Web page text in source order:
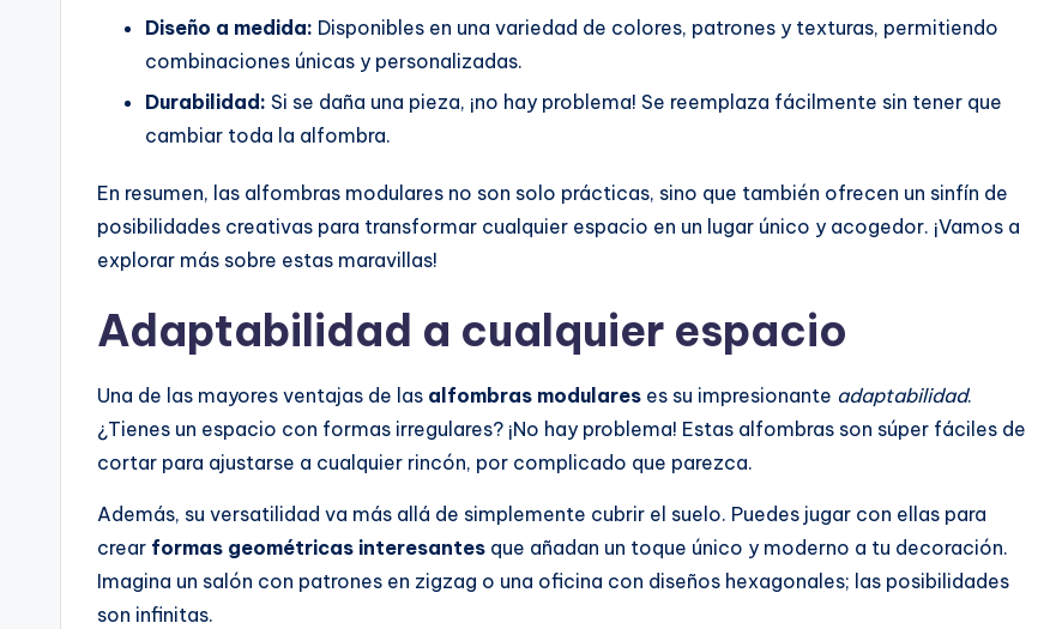
Diseño a medida: Disponibles en una variedad de colores, patrones y texturas, permitiendo
combinaciones únicas y personalizadas.
Durabilidad: Si se daña una pieza, ¡no hay problema! Se reemplaza fácilmente sin tener que
cambiar toda la alfombra.
En resumen, las alfombras modulares no son solo prácticas, sino que también ofrecen un sinfín de
posibilidades creativas para transformar cualquier espacio en un lugar único y acogedor. ¡Vamos a
explorar más sobre estas maravillas!
Adaptabilidad a cualquier espacio
Una de las mayores ventajas de las alfombras modulares es su impresionante adaptabilidad.
¿Tienes un espacio con formas irregulares? ¡No hay problema! Estas alfombras son súper fáciles de
cortar para ajustarse a cualquier rincón, por complicado que parezca.
Además, su versatilidad va más allá de simplemente cubrir el suelo. Puedes jugar con ellas para
crear formas geométricas interesantes que añadan un toque único y moderno a tu decoración.
Imagina un salón con patrones en zigzag o una oficina con diseños hexagonales; las posibilidades
son infinitas.